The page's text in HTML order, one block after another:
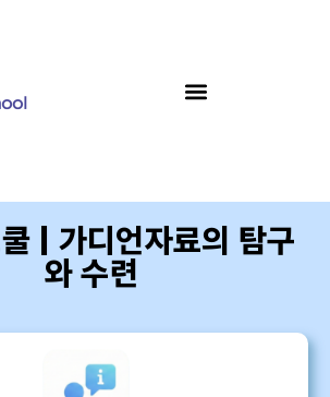
| 가디언자료의 탐구
와 수련